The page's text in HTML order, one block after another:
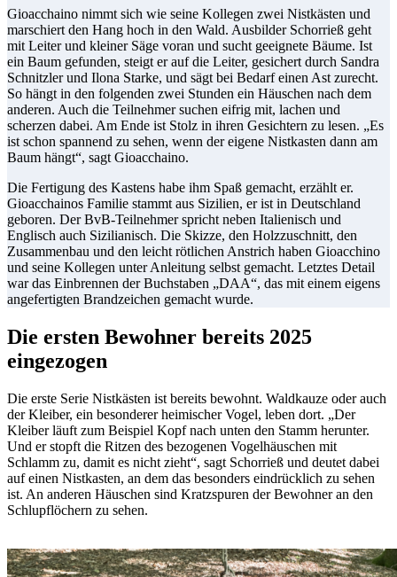
Gioacchaino nimmt sich wie seine Kollegen zwei Nistkästen und
marschiert den Hang hoch in den Wald. Ausbilder Schorrieß geht
mit Leiter und kleiner Säge voran und sucht geeignete Bäume. Ist
ein Baum gefunden, steigt er auf die Leiter, gesichert durch Sandra
Schnitzler und Ilona Starke, und sägt bei Bedarf einen Ast zurecht.
So hängt in den folgenden zwei Stunden ein Häuschen nach dem
anderen. Auch die Teilnehmer suchen eifrig mit, lachen und
scherzen dabei. Am Ende ist Stolz in ihren Gesichtern zu lesen. „Es
ist schon spannend zu sehen, wenn der eigene Nistkasten dann am
Baum hängt“, sagt Gioacchaino.
Die Fertigung des Kastens habe ihm Spaß gemacht, erzählt er.
Gioacchainos Familie stammt aus Sizilien, er ist in Deutschland
geboren. Der BvB-Teilnehmer spricht neben Italienisch und
Englisch auch Sizilianisch. Die Skizze, den Holzzuschnitt, den
Zusammenbau und den leicht rötlichen Anstrich haben Gioacchino
und seine Kollegen unter Anleitung selbst gemacht. Letztes Detail
war das Einbrennen der Buchstaben „DAA“, das mit einem eigens
angefertigten Brandzeichen gemacht wurde.
Die ersten Bewohner bereits 2025
eingezogen
Die erste Serie Nistkästen ist bereits bewohnt. Waldkauze oder auch
der Kleiber, ein besonderer heimischer Vogel, leben dort. „Der
Kleiber läuft zum Beispiel Kopf nach unten den Stamm herunter.
Und er stopft die Ritzen des bezogenen Vogelhäuschen mit
Schlamm zu, damit es nicht zieht“, sagt Schorrieß und deutet dabei
auf einen Nistkasten, an dem das besonders eindrücklich zu sehen
ist. An anderen Häuschen sind Kratzspuren der Bewohner an den
Schlupflöchern zu sehen.